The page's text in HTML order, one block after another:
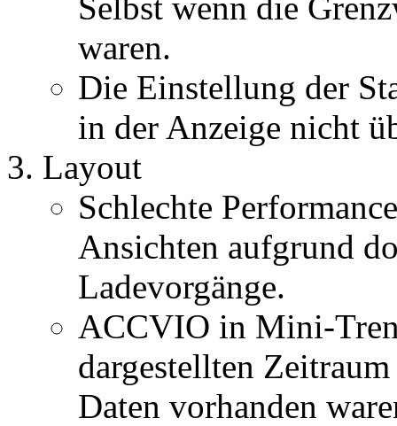
waren.
Die Einstellung der
in der Anzeige nicht
Layout
Schlechte
Ansichten aufgrund
Ladevorgänge.
ACCVIO in Mini-
dargestellten
Daten vorhanden